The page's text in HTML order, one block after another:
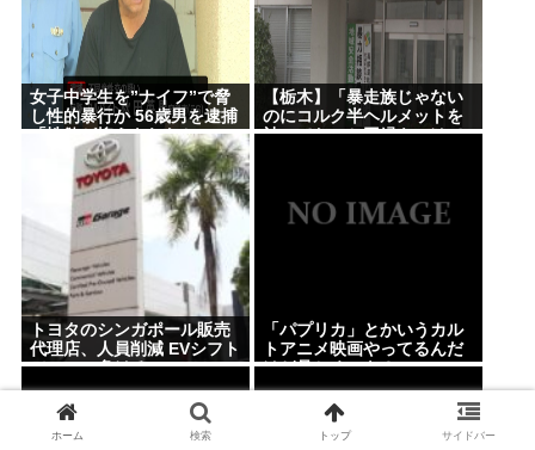
女子中学生を”ナイフ”で脅
し性的暴行か 56歳男を逮捕
「性欲が抑えきれなかっ
た」 千葉
【栃木】「暴走族じゃない
のにコルク半ヘルメットを
被ってた」と因縁をつけて
トヨタのシンガポール販売
代理店、人員削減 EVシフト
でBYDに負ける。
「パプリカ」とかいうカル
トアニメ映画やってるんだ
けど見とくべき？
ホーム 検索 トップ サイドバー